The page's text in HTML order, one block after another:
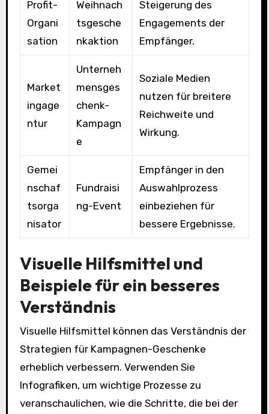
Profit-
Organi
sation
Weihnach
tsgesche
nkaktion
Steigerung des
Engagements der
Empfänger.
Market
ingage
ntur
Unterneh
mensges
chenk-
Kampagn
e
Soziale Medien
nutzen für breitere
Reichweite und
Wirkung.
Gemei
nschaf
tsorga
nisator
Fundraisi
ng-Event
Empfänger in den
Auswahlprozess
einbeziehen für
bessere Ergebnisse.
Visuelle Hilfsmittel und
Beispiele für ein besseres
Verständnis
Visuelle Hilfsmittel können das Verständnis der
Strategien für Kampagnen-Geschenke
erheblich verbessern. Verwenden Sie
Infografiken, um wichtige Prozesse zu
veranschaulichen, wie die Schritte, die bei der